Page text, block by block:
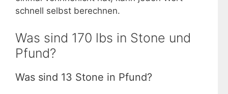
schnell selbst berechnen.
Was sind 170 lbs in Stone und
Pfund?
Was sind 13 Stone in Pfund?